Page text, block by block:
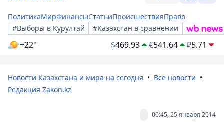
ПолитикаМирФинансыСтатьиПроисшествияПраво
#Выборы в Курултай
#Казахстан в сравнении
+22° $469.93 €541.64 ₽5.71
Новости Казахстана и мира на сегодня
Все новости
Редакция Zakon.kz
00:45, 25 января 2014